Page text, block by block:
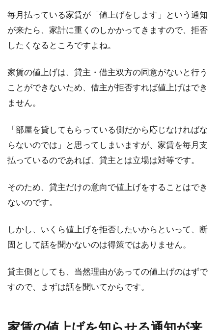
毎月払っている家賃が「値上げをします」という通知
が来たら、家計に重くのしかかってきますので、拒否
したくなるところですよね。
家賃の値上げは、貸主・借主双方の同意がないと行う
ことができないため、借主が拒否すれば値上げはでき
ません。
「部屋を貸してもらっている側だから応じなければな
らないのでは」と思ってしまいますが、家賃を毎月支
払っているのであれば、貸主とは立場は対等です。
そのため、貸主だけの意向で値上げをすることはでき
ないのです。
しかし、いくら値上げを拒否したいからといって、断
固として話を聞かないのは得策ではありません。
貸主側としても、当然理由があっての値上げのはずで
すので、まずは話を聞いてからです。